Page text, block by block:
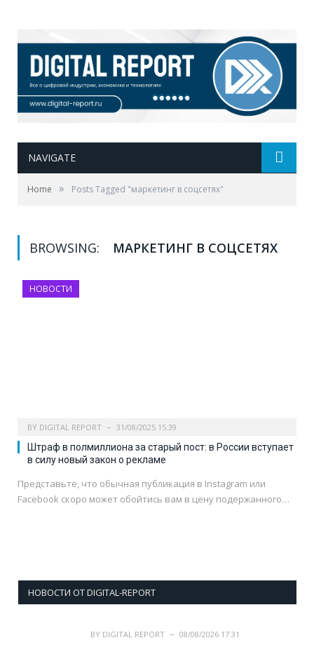
NAVIGATE
Home » Posts Tagged "маркетинг в соцсетях"
BROWSING: МАРКЕТИНГ В СОЦСЕТЯХ
НОВОСТИ
BY DIGITAL REPORT 31/08/2025 15:39
Штраф в полмиллиона за старый пост: в России вступает
в силу новый закон о рекламе
Представьте, что обычная публикация в Instagram или
Facebook скоро может обойтись вам в цену подержанного…
НОВОСТИ ОТ DIGITAL-REPORT
BY DIGITAL REPORT
08/08/2026 17:31